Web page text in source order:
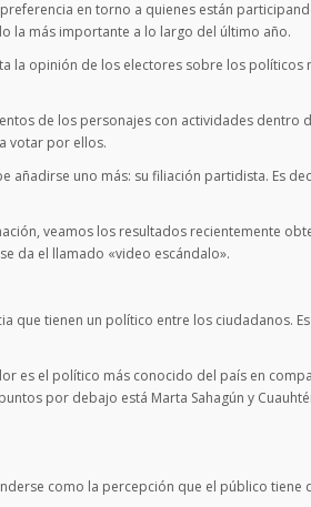
en torno a quienes están
la más importante a lo largo del último año.
la opinión de los electores sobre los
de los personajes con actividades dentro
votar por ellos.
añadirse uno más: su filiación partidista. Es
veamos los resultados recientemente
da el llamado «video escándalo».
que tienen un político entre los ciudadanos.
es el político más conocido del país en
por debajo está Marta Sahagún y
como la percepción que el público tiene